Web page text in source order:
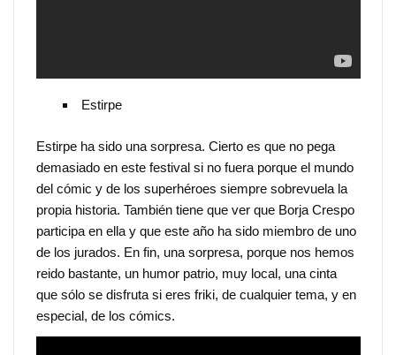
Estirpe
Estirpe ha sido una sorpresa. Cierto es que no pega
demasiado en este festival si no fuera porque el mundo
del cómic y de los superhéroes siempre sobrevuela la
propia historia. También tiene que ver que Borja Crespo
participa en ella y que este año ha sido miembro de uno
de los jurados. En fin, una sorpresa, porque nos hemos
reido bastante, un humor patrio, muy local, una cinta
que sólo se disfruta si eres friki, de cualquier tema, y en
especial, de los cómics.